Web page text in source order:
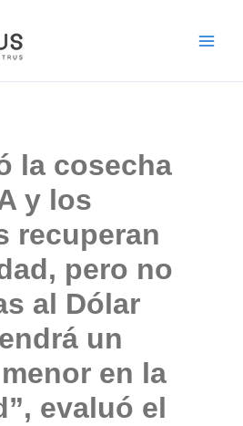
la cosecha
y los
recuperan
pero no
al Dólar
un
en la
evaluó el